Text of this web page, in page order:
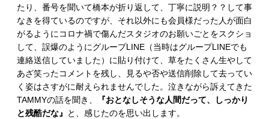
たり、番号を聞いて橋本が折り返して、丁寧に説明？？して事
なきを得ているのですが、それ以外にも会員様だった人が面白
がるようにコロナ禍で傷んだスタジオのお願いごとをスクショ
して、誤爆のようにグループLINE（当時はグループLINEでも
連絡送信していました）に貼り付けて、草をたくさん生やして
あざ笑ったコメントを残し、見るや否や送信削除して去ってい
く姿はさすがに耐えられませんでした。泣きながら訴えてきた
TAMMYの話を聞き、
『おとなしそうな人間だって、しっかり
と残酷だな』
と、感じたのを思い出します。